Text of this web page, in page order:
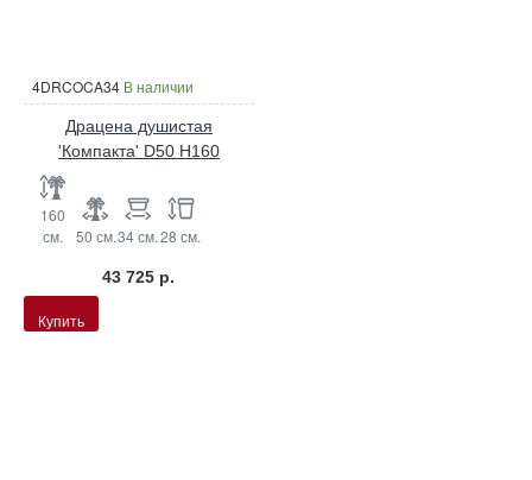
4DRCOCA34 В наличии
Драцена душистая
'Компакта' D50 H160
160
см.
50 см.34 см.28 см.
43 725 р.
Купить